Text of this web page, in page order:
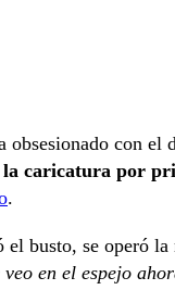
obsesionado con
caricatura por
.
el busto, se operó
veo en el espejo